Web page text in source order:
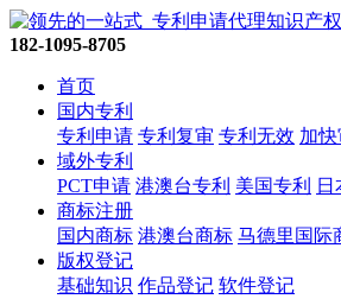
182-1095-8705
首页
国内专利
专利申请 专利复审 专利无效 加
域外专利
PCT申请 港澳台专利 美国专利 日
商标注册
国内商标 港澳台商标 马德里国际
版权登记
基础知识 作品登记 软件登记